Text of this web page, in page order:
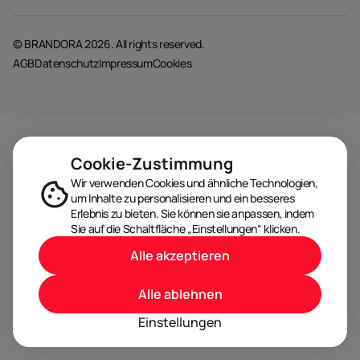
© BRANDORA 2026. All rights reserved.
AGBDatenschutzImpressumCookies
Cookie-Zustimmung
Wir verwenden Cookies und ähnliche Technologien,
um Inhalte zu personalisieren und ein besseres
Erlebnis zu bieten. Sie können sie anpassen, indem
Sie auf die Schaltfläche „Einstellungen“ klicken.
Einstellungen
Alle ablehnen
Alle akzeptieren